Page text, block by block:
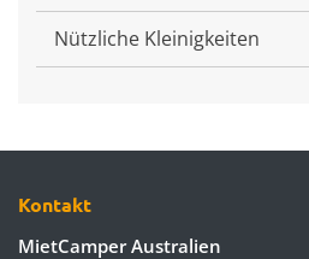
Nützliche Kleinigkeiten
Kontakt
MietCamper Australien